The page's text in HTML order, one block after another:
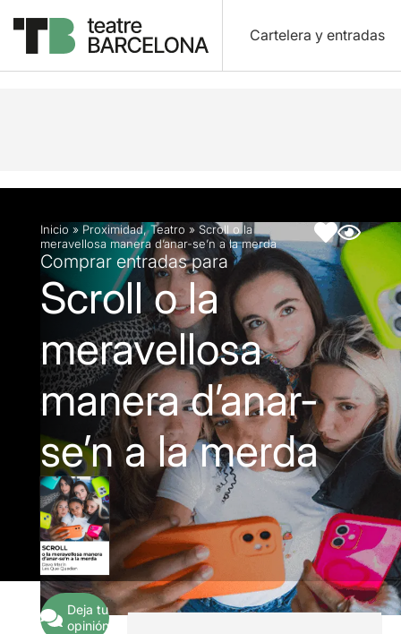
Cartelera y entradas
Descripción Ficha artística Fotos y vídeos
Inicio » Proximidad,Teatro » Scroll o la
meravellosa manera d’anar-se’n a la merda
Comprar entradas para
Scroll o la
meravellosa
manera d’anar-
se’n a la merda
Deja tu
opinión